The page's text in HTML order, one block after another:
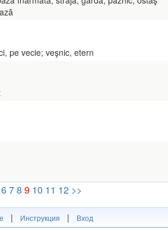
pe vecie; veşnic, etern
678 9 10 11 12 >>
| Инструкция | Вход